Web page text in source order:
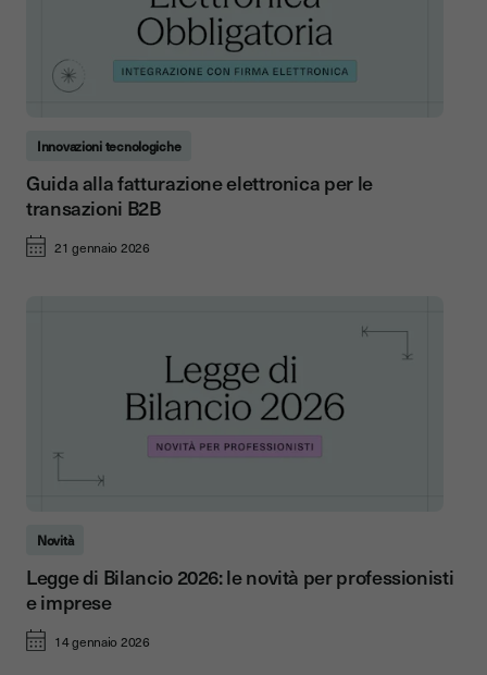
Innovazioni tecnologiche
Guida alla fatturazione elettronica per le
transazioni B2B
21 gennaio 2026
Novità
Legge di Bilancio 2026: le novità per professionisti
e imprese
14 gennaio 2026